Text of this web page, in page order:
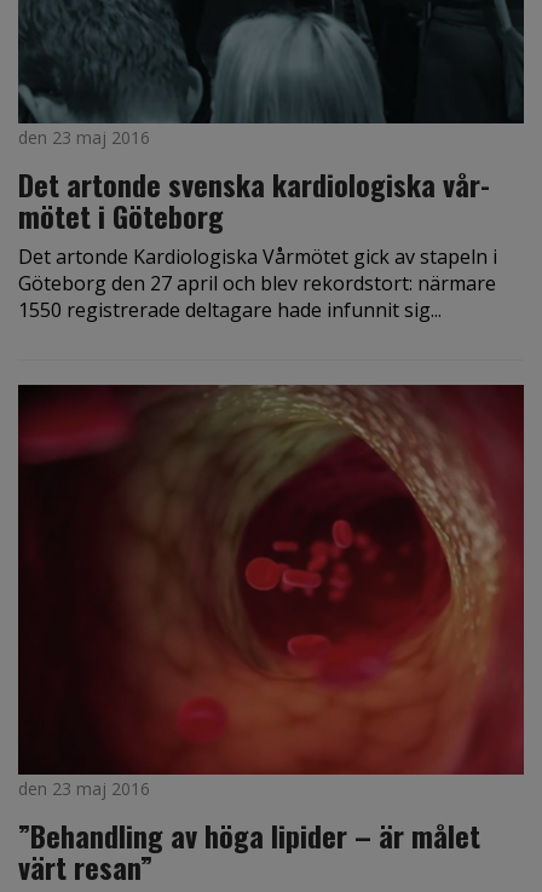
den 23 maj 2016
Det artonde svenska kardio­logiska vår­
mötet i Göteborg
Det artonde Kardiologiska Vårmötet gick av stapeln i
Göteborg den 27 april och blev rekordstort: närmare
1550 registrerade deltagare hade infunnit sig...
den 23 maj 2016
”Behandling av höga lipider – är målet
värt resan”